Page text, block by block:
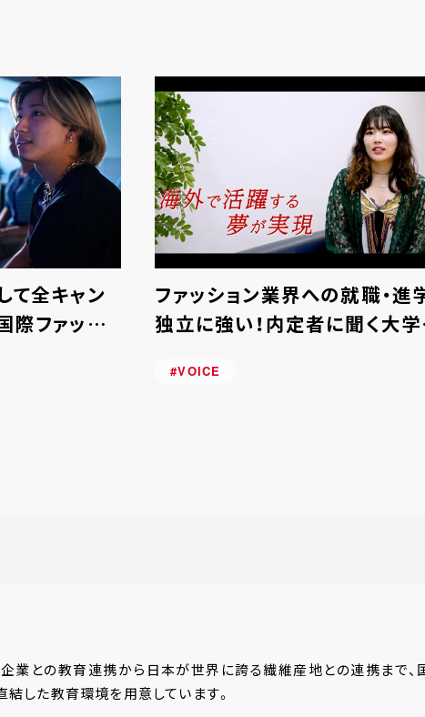
て全キャン
際ファッシ
ファッション業界への就職・進
独立に強い！内定者に聞く大学
#VOICE
企業との教育連携から日本が世界に誇る繊維産地との連携まで、
した教育環境を用意しています。